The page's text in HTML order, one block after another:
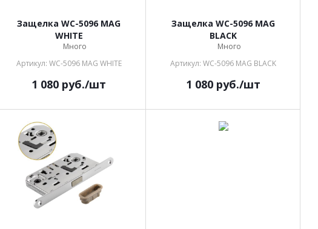
Защелка WC-5096 MAG
WHITE
Много
Артикул: WC-5096 MAG WHITE
1 080 руб./шт
Защелка WC-5096 MAG
BLACK
Много
Артикул: WC-5096 MAG BLACK
1 080 руб./шт